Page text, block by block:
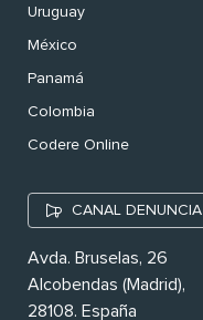
Uruguay
México
Panamá
Colombia
Codere Online
CANAL DENUNCIA
Avda. Bruselas, 26
Alcobendas (Madrid),
28108. España